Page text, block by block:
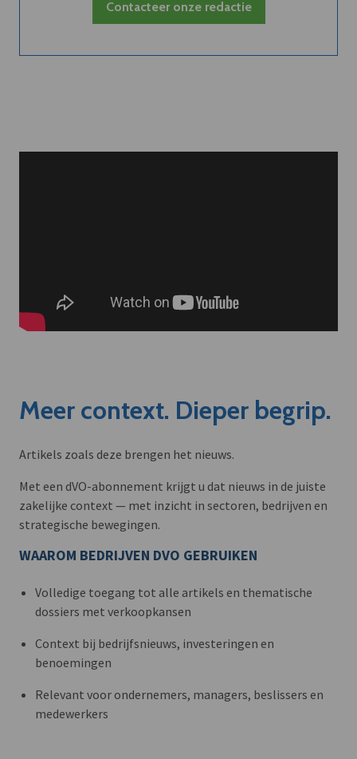
Contacteer onze redactie
Meer context. Dieper begrip.
Artikels zoals deze brengen het nieuws.
Met een dVO-abonnement krijgt u dat nieuws in de juiste
zakelijke context — met inzicht in sectoren, bedrijven en
strategische bewegingen.
WAAROM BEDRIJVEN DVO GEBRUIKEN
Volledige toegang tot alle artikels en thematische
dossiers met verkoopkansen
Context bij bedrijfsnieuws, investeringen en
benoemingen
Relevant voor ondernemers, managers, beslissers en
medewerkers